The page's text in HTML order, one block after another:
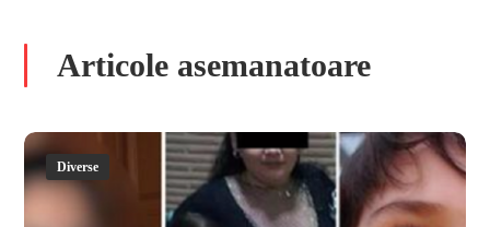
Articole asemanatoare
Diverse